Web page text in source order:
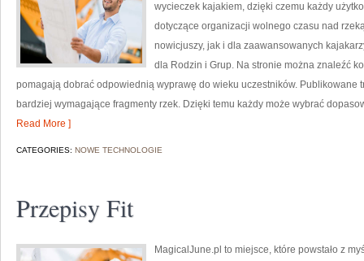
wycieczek kajakiem, dzięki czemu każdy
dotyczące organizacji wolnego czasu nad
nowicjuszy, jak i dla zaawansowanych
dla Rodzin i Grup. Na stronie można znaleźć
pomagają dobrać odpowiednią wyprawę do wieku uczestników. Publikowane
bardziej wymagające fragmenty rzek. Dzięki temu każdy może wybrać
Read More ]
CATEGORIES: NOWE TECHNOLOGIE
Przepisy Fit
MagicalJune.pl to miejsce, które powstało z